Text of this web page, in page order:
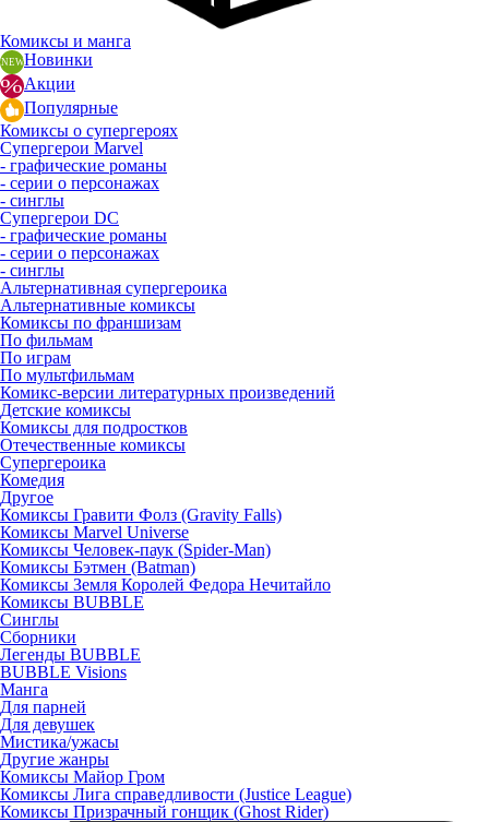
Комиксы и манга
Новинки
Акции
Популярные
Комиксы о супергероях
Супергерои Marvel
- графические романы
- серии о персонажах
- синглы
Супергерои DC
- графические романы
- серии о персонажах
- синглы
Альтернативная супергероика
Альтернативные комиксы
Комиксы по франшизам
По фильмам
По играм
По мультфильмам
Комикс-версии литературных произведений
Детские комиксы
Комиксы для подростков
Отечественные комиксы
Супергероика
Комедия
Другое
Комиксы Гравити Фолз (Gravity Falls)
Комиксы Marvel Universe
Комиксы Человек-паук (Spider-Man)
Комиксы Бэтмен (Batman)
Комиксы Земля Королей Федора Нечитайло
Комиксы BUBBLE
Синглы
Сборники
Легенды BUBBLE
BUBBLE Visions
Манга
Для парней
Для девушек
Мистика/ужасы
Другие жанры
Комиксы Майор Гром
Комиксы Лига справедливости (Justice League)
Комиксы Призрачный гонщик (Ghost Rider)